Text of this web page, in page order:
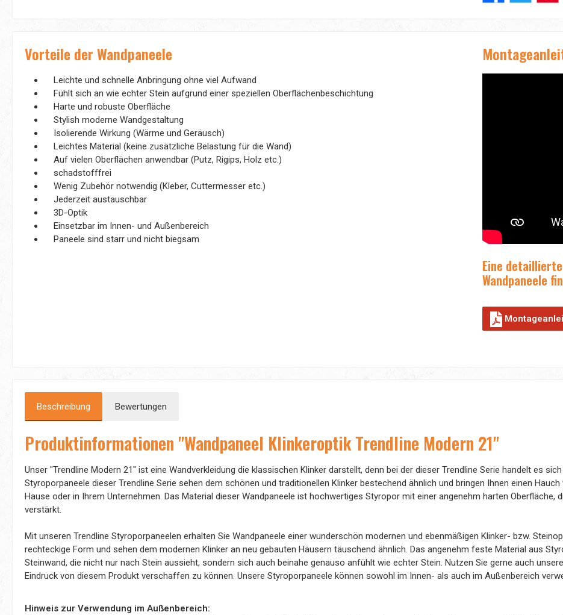
Vorteile der Wandpaneele
Leichte und schnelle Anbringung ohne viel Aufwand
Fühlt sich an wie echter Stein aufgrund einer speziellen Oberflächenbeschichtung
Harte und robuste Oberfläche
Stylish moderne Wandgestaltung
Isolierende Wirkung (Wärme und Geräusch)
Leichtes Material (keine zusätzliche Belastung für die Wand)
Auf vielen Oberflächen anwendbar (Putz, Rigips, Holz etc.)
schadstofffrei
Wenig Zubehör notwendig (Kleber, Cuttermesser etc.)
Jederzeit austauschbar
3D-Optik
Einsetzbar im Innen- und Außenbereich
Paneele sind starr und nicht biegsam
Eine
Wandpaneele
Beschreibung Bewertungen
Produktinformationen "Wandpaneel Klinkeroptik Trendline Modern 21"
Unser "Trendline Modern 21" ist eine Wandverkleidung die klassischen Klinker darstellt, denn bei der dieser Trendline Serie handelt es
Styroporpaneele dieser Trendline Serie sehen dem schönen und traditionellen Klinker bestechend ähnlich und bringen Ihnen einen
Hause oder in Ihrem Unternehmen. Das Material dieser Wandpaneele ist hochwertiges Styropor mit einer angenehm harten
verstärkt.
Mit unseren Trendline Styroporpaneelen erhalten Sie Wandpaneele einer wunderschön modernen und ebenmäßigen Klinker- bzw.
rechteckige Form und sehen dem modernen Klinker an neu gebauten Häusern täuschend ähnlich. Das angenehm feste Material aus
Steinwand, die nicht nur nach Stein aussieht, sondern sich auch beinahe genauso anfühlt wie echter Stein. Nutzen Sie gerne auch
Eindruck von diesem Produkt verschaffen zu können. Unsere Styroporpaneele können sowohl im Innen- als auch im Außenbereich
Hinweis zur Verwendung im Außenbereich: